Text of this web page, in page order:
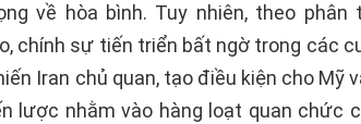
về hòa bình. Tuy nhiên, theo
chính sự tiến triển bất ngờ trong các
Iran chủ quan, tạo điều kiện cho Mỹ
lược nhằm vào hàng loạt quan chức